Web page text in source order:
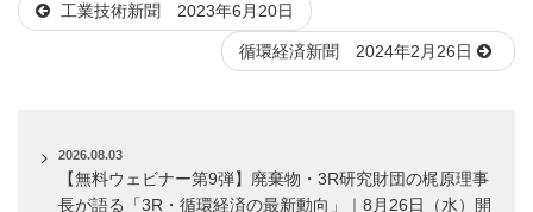
日:
ゴ
工業技術新聞 2023年6月20日
循環経済新聞 2024年2月26日
2026.08.03
【無料ウェビナー第9弾】廃棄物・3R研究財団の梶原理事
長が語る「3R・循環経済の最新動向」｜8月26日（水）開